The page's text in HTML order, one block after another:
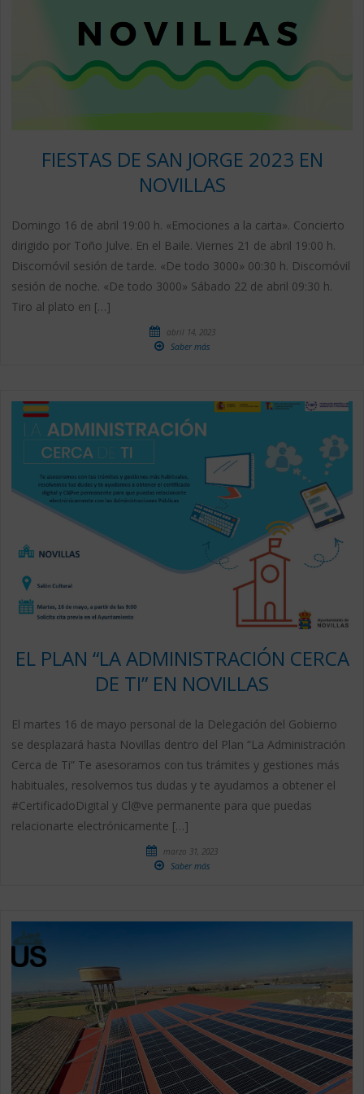
FIESTAS DE SAN JORGE 2023 EN
NOVILLAS
Domingo 16 de abril 19:00 h. «Emociones a la carta». Concierto
dirigido por Toño Julve. En el Baile. Viernes 21 de abril 19:00 h.
Discomóvil sesión de tarde. «De todo 3000» 00:30 h. Discomóvil
sesión de noche. «De todo 3000» Sábado 22 de abril 09:30 h.
Tiro al plato en […]
abril 14, 2023
Saber más
EL PLAN “LA ADMINISTRACIÓN CERCA
DE TI” EN NOVILLAS
El martes 16 de mayo personal de la Delegación del Gobierno
se desplazará hasta Novillas dentro del Plan “La Administración
Cerca de Ti” Te asesoramos con tus trámites y gestiones más
habituales, resolvemos tus dudas y te ayudamos a obtener el
#CertificadoDigital y Cl@ve permanente para que puedas
relacionarte electrónicamente […]
marzo 31, 2023
Saber más